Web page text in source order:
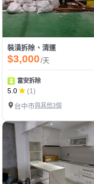
裝潢拆除、清運
$3,000/天
富安拆除
5.0
(1)
台中市與其他3個